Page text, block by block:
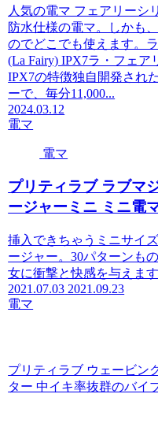
人気の電マ フェアリーシ
防水仕様の電マ。しかも
のでどこでも使えます。
(La Fairy) IPX7ラ・フェア
IPX7の特徴独自開発され
ーで、毎分11,000...
2024.03.12
電マ
電マ
プリティラブ ラブマ
ージャーミニ ミニ電
挿入できちゃうミニサイ
ージャー。30パターンも
女に衝撃と快感を与えます
2021.07.03 2021.09.23
電マ
プリティラブ ウェービン
ター 中イキ率抜群のバイ